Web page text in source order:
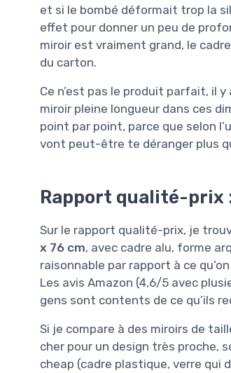
et si le bombé déformait trop la
effet pour donner un peu de
miroir est vraiment grand, le
du carton.
Ce n’est pas le produit parfait, il
miroir pleine longueur dans ces
point par point, parce que selon
vont peut-être te déranger plus
Rapport qualité-prix
Sur le rapport qualité-prix, je
x 76 cm, avec cadre alu, forme
raisonnable par rapport à ce
Les avis Amazon (4,6/5 avec
gens sont contents de ce qu’ils
Si je compare à des miroirs de
cher pour un design très proche,
cheap (cadre plastique, verre qui